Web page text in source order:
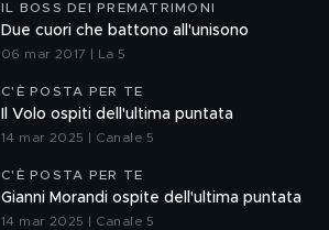
IL BOSS DEI PREMATRIMONI
Due cuori che battono all'unisono
06 mar 2017 | La 5
C'È POSTA PER TE
Il Volo ospiti dell'ultima puntata
14 mar 2025 | Canale 5
C'È POSTA PER TE
Gianni Morandi ospite dell'ultima puntata
14 mar 2025 | Canale 5